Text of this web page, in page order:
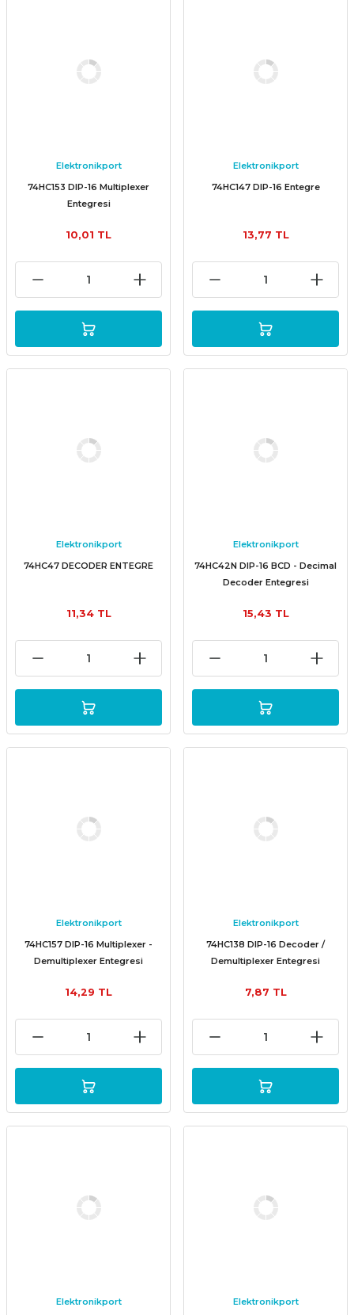
Elektronikport
74HC153 DIP-16 Multiplexer
Entegresi
10,01 TL
Elektronikport
74HC147 DIP-16 Entegre
13,77 TL
Elektronikport
74HC47 DECODER ENTEGRE
11,34 TL
Elektronikport
74HC42N DIP-16 BCD - Decimal
Decoder Entegresi
15,43 TL
Elektronikport
74HC157 DIP-16 Multiplexer -
Demultiplexer Entegresi
14,29 TL
Elektronikport
74HC138 DIP-16 Decoder /
Demultiplexer Entegresi
7,87 TL
Elektronikport Elektronikport